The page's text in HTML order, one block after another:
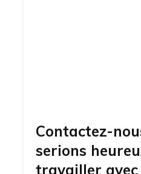
Contactez-
serions
travailler